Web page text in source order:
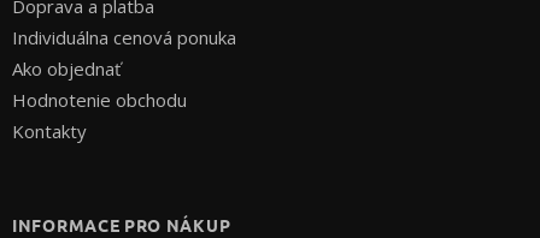
Doprava a platba
Individuálna cenová ponuka
Ako objednať
Hodnotenie obchodu
Kontakty
INFORMACE PRO NÁKUP